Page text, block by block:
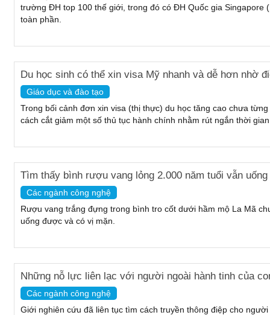
trường ĐH top 100 thế giới, trong đó có ĐH Quốc gia Singapore
toàn phần.
Du học sinh có thể xin visa Mỹ nhanh và dễ hơn nhờ
Giáo dục và đào tạo
Trong bối cảnh đơn xin visa (thị thực) du học tăng cao chưa
cách cắt giảm một số thủ tục hành chính nhằm rút ngắn thời
Tìm thấy bình rượu vang lỏng 2.000 năm tuổi vẫn
Các ngành công nghệ
Rượu vang trắng đựng trong bình tro cốt dưới hầm mộ La Mã
uống được và có vị mặn.
Những nỗ lực liên lạc với người ngoài hành tinh của
Các ngành công nghệ
Giới nghiên cứu đã liên tục tìm cách truyền thông điệp cho